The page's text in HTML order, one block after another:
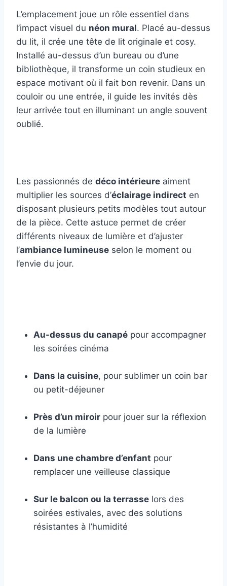
L’emplacement joue un rôle essentiel dans
l’impact visuel du néon mural. Placé au-dessus
du lit, il crée une tête de lit originale et cosy.
Installé au-dessus d’un bureau ou d’une
bibliothèque, il transforme un coin studieux en
espace motivant où il fait bon revenir. Dans un
couloir ou une entrée, il guide les invités dès
leur arrivée tout en illuminant un angle souvent
oublié.
Les passionnés de déco intérieure aiment
multiplier les sources d’éclairage indirect en
disposant plusieurs petits modèles tout autour
de la pièce. Cette astuce permet de créer
différents niveaux de lumière et d’ajuster
l’ambiance lumineuse selon le moment ou
l’envie du jour.
Au-dessus du canapé pour accompagner
les soirées cinéma
Dans la cuisine, pour sublimer un coin bar
ou petit-déjeuner
Près d’un miroir pour jouer sur la réflexion
de la lumière
Dans une chambre d’enfant pour
remplacer une veilleuse classique
Sur le balcon ou la terrasse lors des
soirées estivales, avec des solutions
résistantes à l’humidité